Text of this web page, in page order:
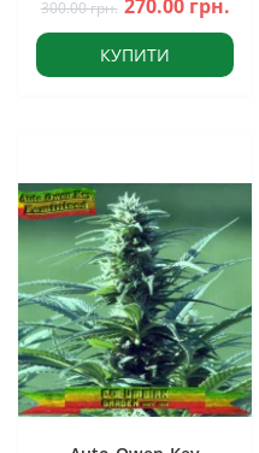
300.00 грн. 270.00 грн.
КУПИТИ